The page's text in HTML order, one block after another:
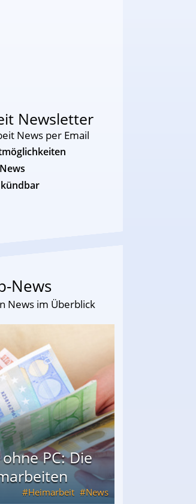
Newsletter
News per Email
News
News im Überblick
PC: Die
Heimarbeit News